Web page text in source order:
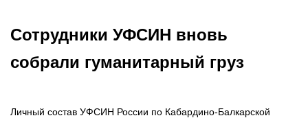
Сотрудники УФСИН вновь
собрали гуманитарный груз
Личный состав УФСИН России по Кабардино-Балкарской